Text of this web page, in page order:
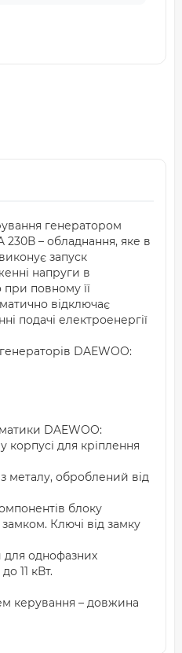
генератором
230В – обладнання, яке в
запуск
напруги в
повному її
відключає
подачі електроенергії
DAEWOO:
DAEWOO:
корпусі для кріплення
металу, оброблений від
блоку
Ключі від замку
для однофазних
11 кВт.
керування – довжина